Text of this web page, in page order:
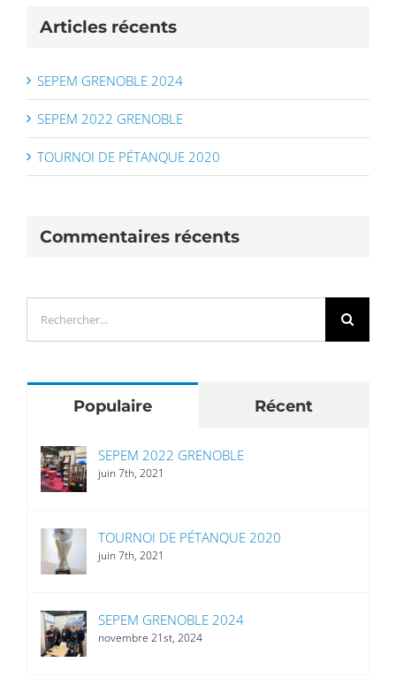
Articles récents
SEPEM GRENOBLE 2024
SEPEM 2022 GRENOBLE
TOURNOI DE PÉTANQUE 2020
Commentaires récents
Populaire Récent
SEPEM 2022 GRENOBLE
juin 7th, 2021
TOURNOI DE PÉTANQUE 2020
juin 7th, 2021
SEPEM GRENOBLE 2024
novembre 21st, 2024